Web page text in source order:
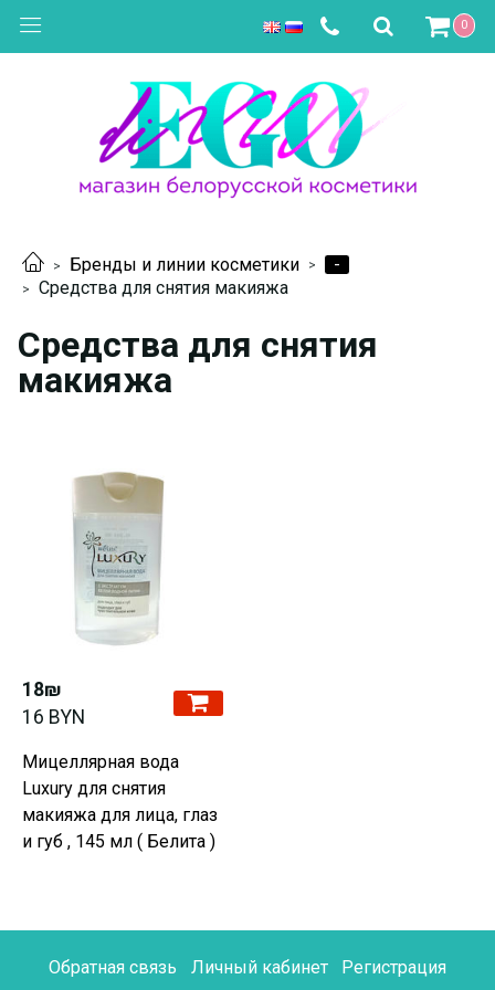
0
Бренды и линии косметики
-
Средства для снятия макияжа
Средства для снятия
макияжа
18₪
16 BYN
Мицеллярная вода
Luxury для снятия
макияжа для лица, глаз
и губ , 145 мл ( Белита )
Обратная связь Личный кабинет Регистрация